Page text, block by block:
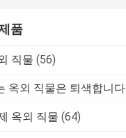
품
직물 (56)
옥외 직물은 퇴색합니다
옥외 직물 (64)